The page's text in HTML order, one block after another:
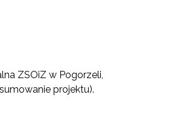
ZSOiZ w Pogorzeli,
projektu).